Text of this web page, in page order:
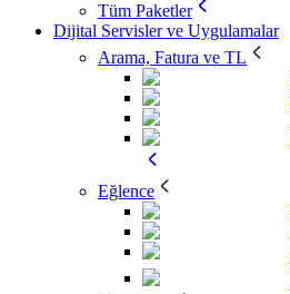
Tüm Paketler
Dijital Servisler ve Uygulamalar
Arama, Fatura ve TL
Eğlence